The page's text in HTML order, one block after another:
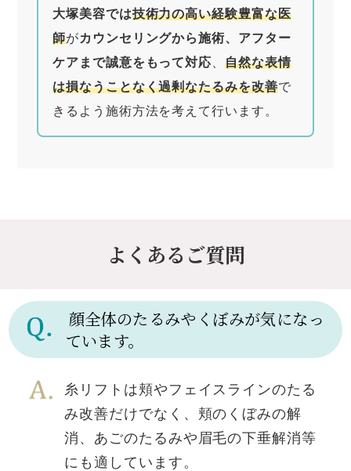
大塚美容では技術力の高い経験豊富な医
師がカウンセリングから施術、アフター
ケアまで誠意をもって対応 、自然な表情
は損なうことなく過剰なたるみを改善で
きるよう施術方法を考えて行います。
よくあるご質問
顔全体のたるみやくぼみが気になっ
ています。
糸リフトは頬やフェイスラインのたる
み改善だけでなく、頬のくぼみの解
消、あごのたるみや眉毛の下垂解消等
にも適しています。